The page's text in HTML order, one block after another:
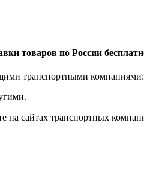
товаров по России
транспортными компаниями:
на сайтах транспортных